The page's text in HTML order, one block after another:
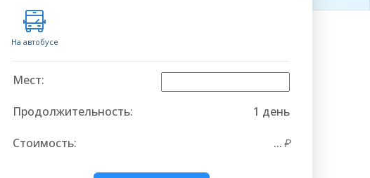
На автобусе
Мест:
Продолжительность: 1 день
Стоимость: ...